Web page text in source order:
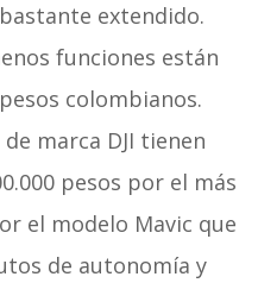
extendido.
funciones están
colombianos.
marca DJI tienen
pesos por el más
el modelo Mavic que
de autonomía y